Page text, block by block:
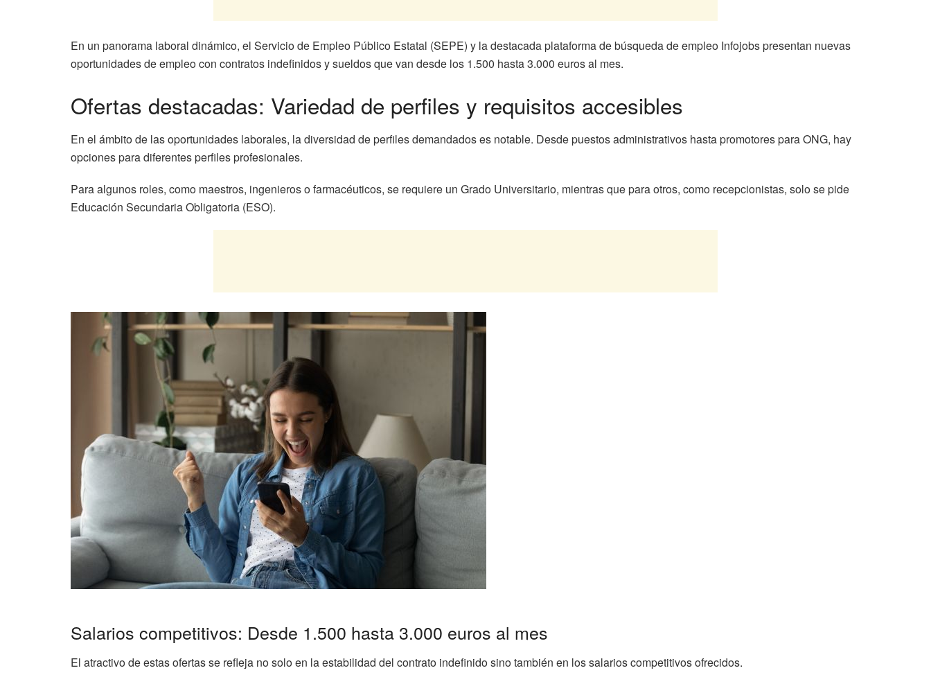
En un panorama laboral dinámico, el Servicio de Empleo Público Estatal (SEPE) y la destacada plataforma de búsqueda de empleo Infojobs presentan nuevas
oportunidades de empleo con contratos indefinidos y sueldos que van desde los 1.500 hasta 3.000 euros al mes.
Ofertas destacadas: Variedad de perfiles y requisitos accesibles
En el ámbito de las oportunidades laborales, la diversidad de perfiles demandados es notable. Desde puestos administrativos hasta promotores para ONG, hay
opciones para diferentes perfiles profesionales.
Para algunos roles, como maestros, ingenieros o farmacéuticos, se requiere un Grado Universitario, mientras que para otros, como recepcionistas, solo se pide
Educación Secundaria Obligatoria (ESO).
Salarios competitivos: Desde 1.500 hasta 3.000 euros al mes
El atractivo de estas ofertas se refleja no solo en la estabilidad del contrato indefinido sino también en los salarios competitivos ofrecidos.